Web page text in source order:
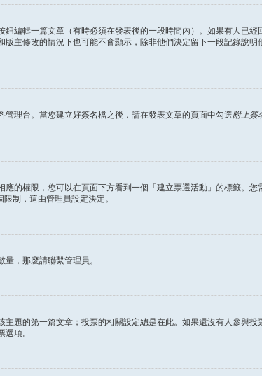
鈕編輯一篇文章（有時必須在發表後的一段時間內）。如果有人已
主修改的情況下也可能不會顯示，除非他們決定留下一段記錄說
理台。當您建立好簽名檔之後，請在發表文章的頁面中勾選附上簽
的權限，您可以在頁面下方看到一個「建立票選活動」的標籤。
制，這由管理員設定決定。
，那麼請聯繫管理員。
題的第一篇文章；投票的相關設定總是在此。如果還沒有人參與
項。